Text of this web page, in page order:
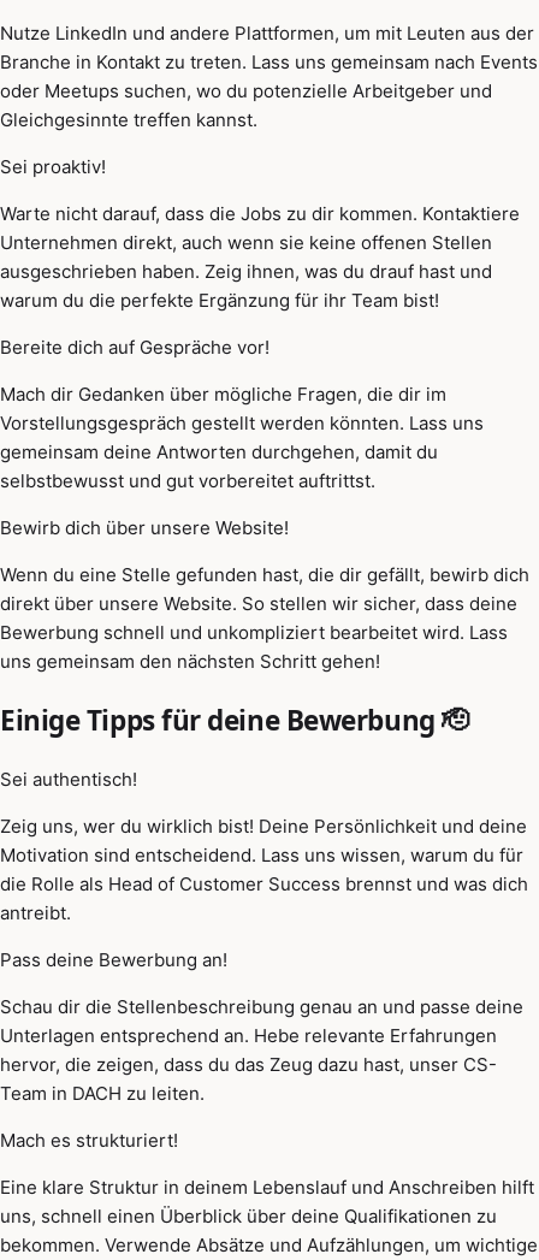
Nutze LinkedIn und andere Plattformen, um mit Leuten aus der
Branche in Kontakt zu treten. Lass uns gemeinsam nach Events
oder Meetups suchen, wo du potenzielle Arbeitgeber und
Gleichgesinnte treffen kannst.
Sei proaktiv!
Warte nicht darauf, dass die Jobs zu dir kommen. Kontaktiere
Unternehmen direkt, auch wenn sie keine offenen Stellen
ausgeschrieben haben. Zeig ihnen, was du drauf hast und
warum du die perfekte Ergänzung für ihr Team bist!
Bereite dich auf Gespräche vor!
Mach dir Gedanken über mögliche Fragen, die dir im
Vorstellungsgespräch gestellt werden könnten. Lass uns
gemeinsam deine Antworten durchgehen, damit du
selbstbewusst und gut vorbereitet auftrittst.
Bewirb dich über unsere Website!
Wenn du eine Stelle gefunden hast, die dir gefällt, bewirb dich
direkt über unsere Website. So stellen wir sicher, dass deine
Bewerbung schnell und unkompliziert bearbeitet wird. Lass
uns gemeinsam den nächsten Schritt gehen!
Einige Tipps für deine Bewerbung 🫡
Sei authentisch!
Zeig uns, wer du wirklich bist! Deine Persönlichkeit und deine
Motivation sind entscheidend. Lass uns wissen, warum du für
die Rolle als Head of Customer Success brennst und was dich
antreibt.
Pass deine Bewerbung an!
Schau dir die Stellenbeschreibung genau an und passe deine
Unterlagen entsprechend an. Hebe relevante Erfahrungen
hervor, die zeigen, dass du das Zeug dazu hast, unser CS-
Team in DACH zu leiten.
Mach es strukturiert!
Eine klare Struktur in deinem Lebenslauf und Anschreiben hilft
uns, schnell einen Überblick über deine Qualifikationen zu
bekommen. Verwende Absätze und Aufzählungen, um wichtige